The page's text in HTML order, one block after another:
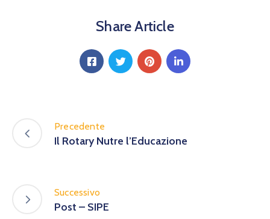
Share Article
Precedente
Il Rotary Nutre l’Educazione
Successivo
Post – SIPE